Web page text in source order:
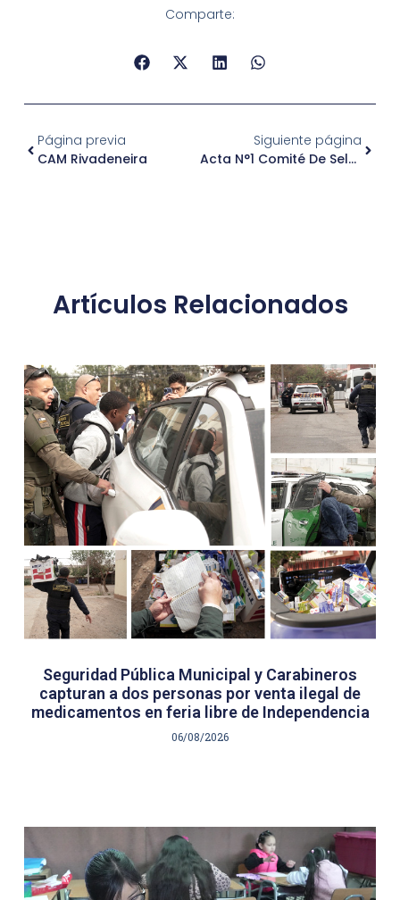
Comparte:
Página previa
CAM Rivadeneira
Siguiente página
Acta N°1 Comité De Selección
Artículos Relacionados
Seguridad Pública Municipal y Carabineros
capturan a dos personas por venta ilegal de
medicamentos en feria libre de Independencia
06/08/2026